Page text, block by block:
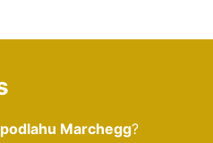
Marchegg?